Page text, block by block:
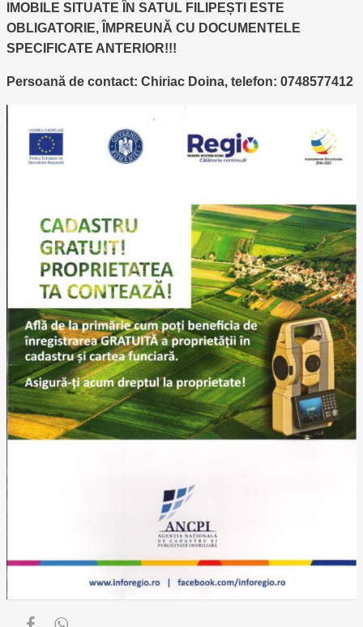
IMOBILE SITUATE ÎN SATUL FILIPEȘTI ESTE
OBLIGATORIE, ÎMPREUNĂ CU DOCUMENTELE
SPECIFICATE ANTERIOR!!!
Persoană de contact: Chiriac Doina, telefon: 0748577412